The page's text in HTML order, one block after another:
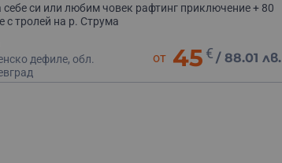
себе си или любим човек рафтинг приключение + 80
с тролей на р. Струма
дефиле, обл.
от 45 € /88.01 лв.